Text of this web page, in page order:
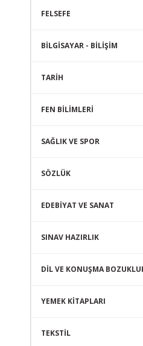
FELSEFE
BİLGİSAYAR - BİLİŞİM
TARİH
FEN BİLİMLERİ
SAĞLIK VE SPOR
SÖZLÜK
EDEBİYAT VE SANAT
SINAV HAZIRLIK
DİL VE KONUŞMA
YEMEK KİTAPLARI
TEKSTİL